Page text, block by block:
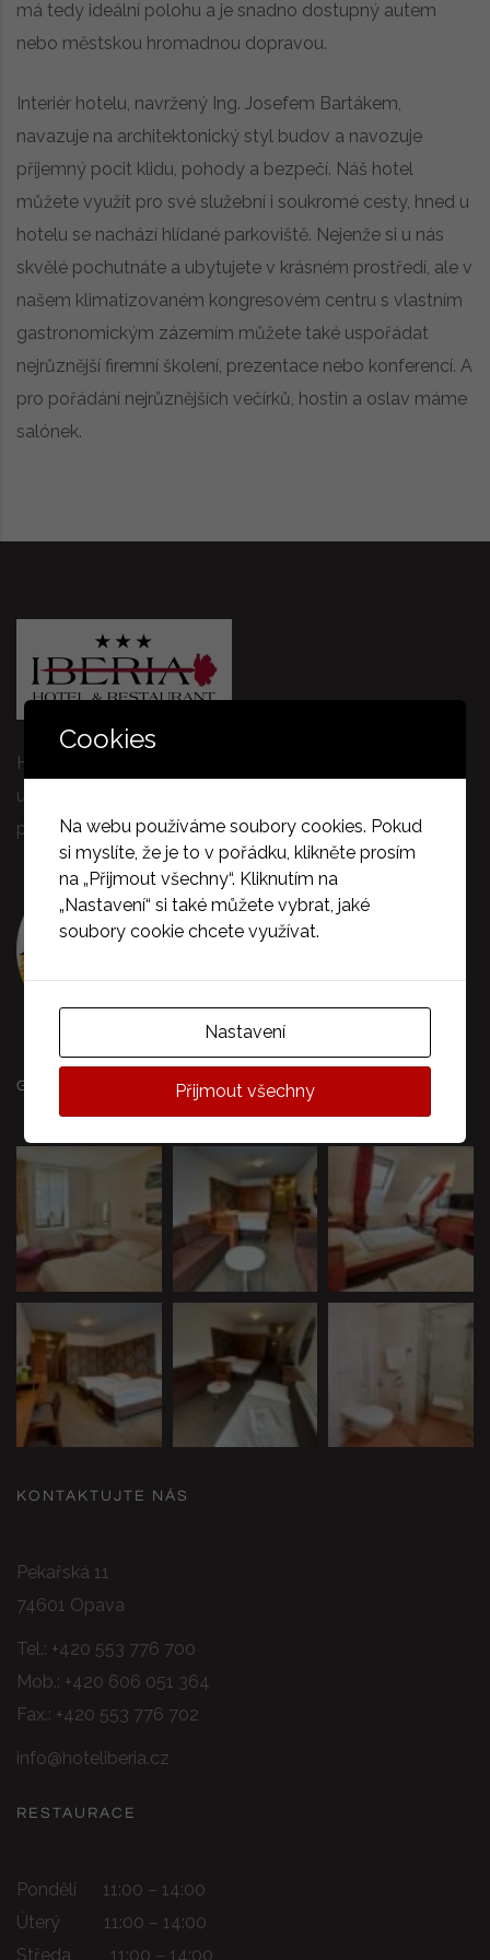
má tedy ideální polohu a je snadno dostupný autem
nebo městskou hromadnou dopravou.
Interiér hotelu, navržený Ing. Josefem Bartákem,
navazuje na architektonický styl budov a navozuje
příjemný pocit klidu, pohody a bezpečí. Náš hotel
můžete využít pro své služební i soukromé cesty, hned u
hotelu se nachází hlídané parkoviště. Nejenže si u nás
skvělé pochutnáte a ubytujete v krásném prostředí, ale v
našem klimatizovaném kongresovém centru s vlastním
gastronomickým zázemím můžete také uspořádat
nejrůznější firemní školení, prezentace nebo konferencí. A
pro pořádání nejrůznějších večírků, hostin a oslav máme
salónek.
Hotel IBERIA*** je lokalizován v centru města v klidné
ulici. Historická budova s příjemným interiérem a
profesionálním týmem.
GALERIE
KONTAKTUJTE NÁS
Pekařská 11
74601 Opava
Tel.: +420 553 776 700
Mob.: +420 606 051 364
Fax.: +420 553 776 702
info@hoteliberia.cz
RESTAURACE
Pondělí 11:00 – 14:00
Úterý 11:00 – 14:00
Středa 11:00 – 14:00
Cookies
Na webu používáme soubory cookies. Pokud
si myslíte, že je to v pořádku, klikněte prosím
na „Přijmout všechny“. Kliknutím na
„Nastavení“ si také můžete vybrat, jaké
soubory cookie chcete využívat.
Nastavení
Přijmout všechny